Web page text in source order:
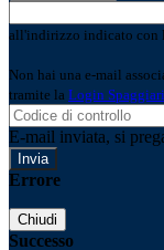
all'indirizzo indicato con
Non hai una e-mail
tramite la Login Spaggiari
E-mail inviata, si
Errore
Chiudi
Successo